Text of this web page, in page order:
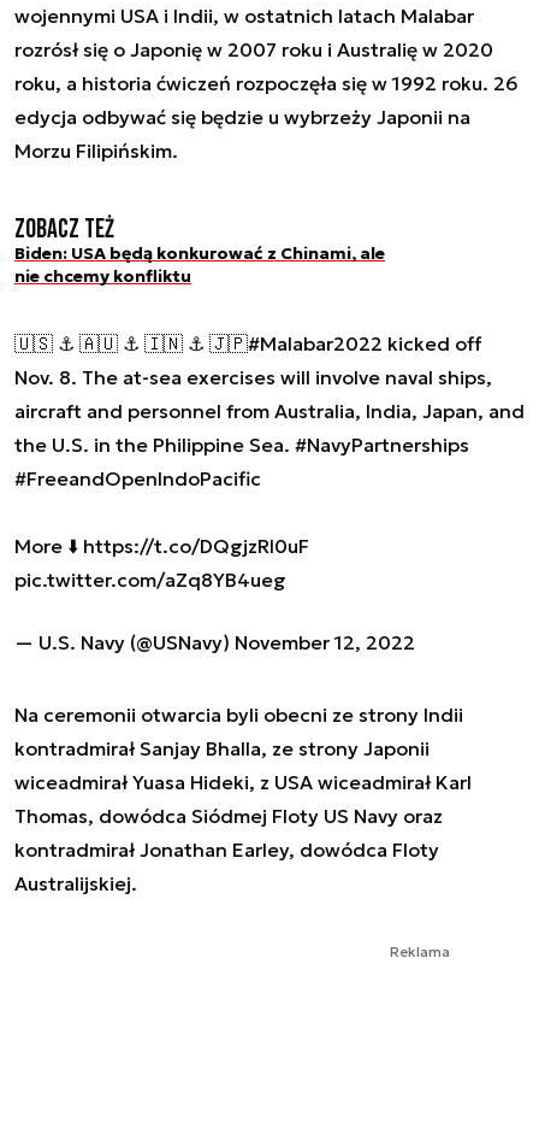
wojennymi USA i Indii, w ostatnich latach Malabar
rozrósł się o Japonię w 2007 roku i Australię w 2020
roku, a historia ćwiczeń rozpoczęła się w 1992 roku. 26
edycja odbywać się będzie u wybrzeży Japonii na
Morzu Filipińskim.
Zobacz też
Biden: USA będą konkurować z Chinami, ale
nie chcemy konfliktu
🇺🇸 ⚓️ 🇦🇺 ⚓️ 🇮🇳 ⚓️ 🇯🇵#Malabar2022 kicked off
Nov. 8. The at-sea exercises will involve naval ships,
aircraft and personnel from Australia, India, Japan, and
the U.S. in the Philippine Sea. #NavyPartnerships
#FreeandOpenIndoPacific
More ⬇️ https://t.co/DQgjzRl0uF
pic.twitter.com/aZq8YB4ueg
— U.S. Navy (@USNavy) November 12, 2022
Na ceremonii otwarcia byli obecni ze strony Indii
kontradmirał Sanjay Bhalla, ze strony Japonii
wiceadmirał Yuasa Hideki, z USA wiceadmirał Karl
Thomas, dowódca Siódmej Floty US Navy oraz
kontradmirał Jonathan Earley, dowódca Floty
Australijskiej.
Reklama